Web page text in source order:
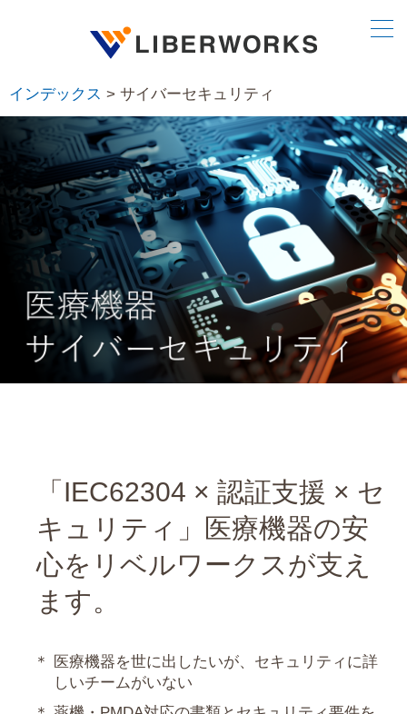
インデックス > サイバーセキュリティ
「IEC62304 × 認証支援 × セ
キュリティ」医療機器の安
心をリベルワークスが支え
ます。
医療機器を世に出したいが、セキュリティに詳
しいチームがいない